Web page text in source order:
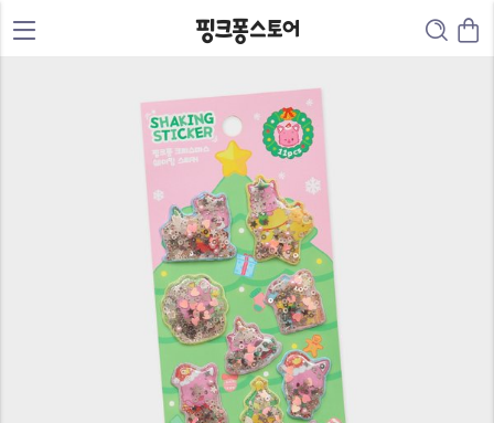
0
1
2
3
4 0
0
1